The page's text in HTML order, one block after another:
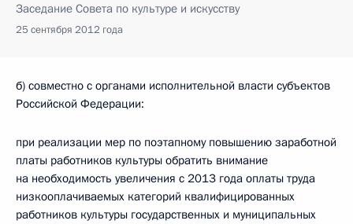
Заседание Совета по культуре и искусству
25 сентября 2012 года
б) совместно с органами исполнительной власти субъектов
Российской Федерации:
при реализации мер по поэтапному повышению заработной
платы работников культуры обратить внимание
на необходимость увеличения с 2013 года оплаты труда
низкооплачиваемых категорий квалифицированных
работников культуры государственных и муниципальных